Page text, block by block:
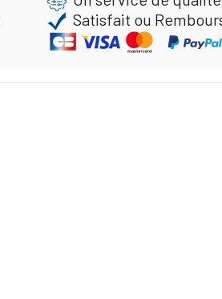
Satisfait ou